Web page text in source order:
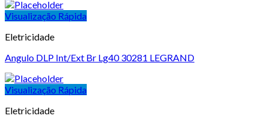
Visualização Rápida
Eletricidade
Angulo DLP Int/Ext Br Lg40 30281 LEGRAND
Visualização Rápida
Eletricidade